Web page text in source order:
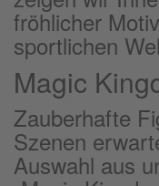
fröhlicher
sportlichen
Magic
Zauberhafte
Szenen
Auswahl aus